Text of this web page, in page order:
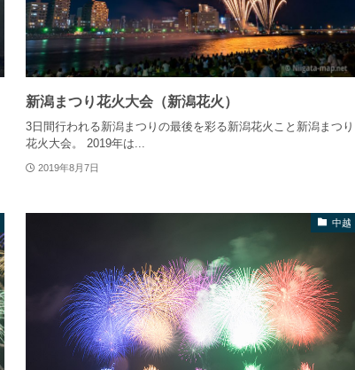
新潟まつり花火大会（新潟花火）
3日間行われる新潟まつりの最後を彩る新潟花火こと新潟まつり
花火大会。 2019年は...
2019年8月7日
中越